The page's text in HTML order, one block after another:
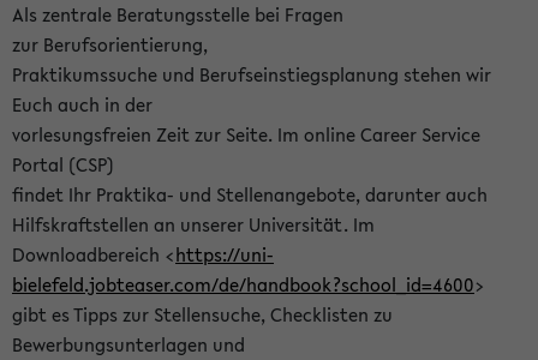
Als zentrale Beratungsstelle bei Fragen
zur Berufsorientierung,
Praktikumssuche und Berufseinstiegsplanung stehen wir
Euch auch in der
vorlesungsfreien Zeit zur Seite. Im online Career Service
Portal (CSP)
findet Ihr Praktika- und Stellenangebote, darunter auch
Hilfskraftstellen an unserer Universität. Im
Downloadbereich <https://uni-
bielefeld.jobteaser.com/de/handbook?school_id=4600>
gibt es Tipps zur Stellensuche, Checklisten zu
Bewerbungsunterlagen und